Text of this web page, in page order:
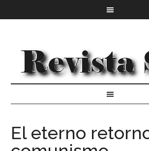
El eterno